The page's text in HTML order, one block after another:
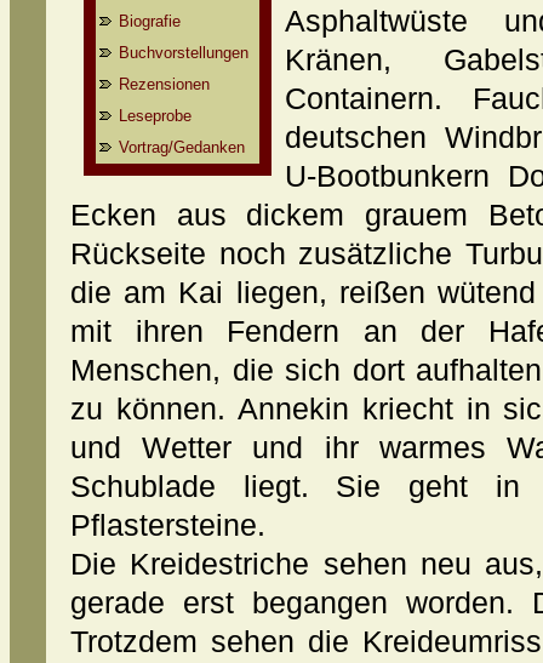
Biografie
Buchvorstellungen
Rezensionen
Leseprobe
Vortrag/Gedanken
Asphaltwüste
Kränen,
Containern.
deutschen
U-Bootbunkern
Ecken aus dickem grauem
Rückseite noch zusätzliche
die am Kai liegen, reißen
mit ihren Fendern an der
Menschen, die sich dort
zu können. Annekin kriecht in
und Wetter und ihr warmes
Schublade liegt. Sie geht in
Pflastersteine.
Die Kreidestriche sehen neu
gerade erst begangen
Trotzdem sehen die